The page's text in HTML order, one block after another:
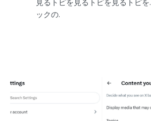
見るトピを見るトピを見るトピを.
ックの.